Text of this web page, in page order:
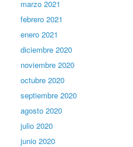
marzo 2021
febrero 2021
enero 2021
diciembre 2020
noviembre 2020
octubre 2020
septiembre 2020
agosto 2020
julio 2020
junio 2020